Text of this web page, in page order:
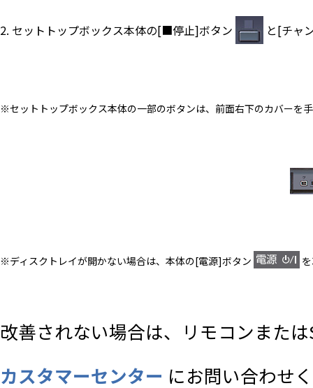
2. セットトップボックス本体の[■停止]ボタン と[チャ
※セットトップボックス本体の一部のボタンは、前面右下のカバーを
※ディスクトレイが開かない場合は、本体の[電源]ボタン
改善されない場合は、リモコンまた
カスタマーセンター にお問い合わせ